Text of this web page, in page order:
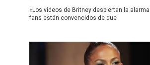
«Los vídeos de Britney despiertan la
fans están convencidos de que